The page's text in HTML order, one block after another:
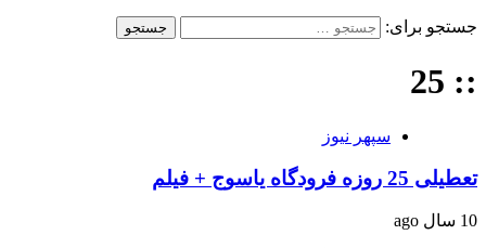
جستجو برای:
:: 25
سپهر نیوز
تعطیلی 25 روزه فرودگاه یاسوج + فیلم
10 سال ago